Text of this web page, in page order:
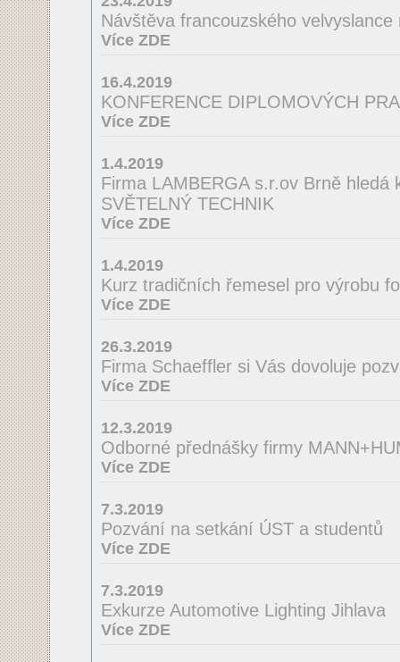
Návštěva francouzského velvyslance
Více ZDE
16.4.2019
KONFERENCE DIPLOMOVÝCH
Více ZDE
1.4.2019
Firma LAMBERGA s.r.ov Brně hledá
SVĚTELNÝ TECHNIK
Více ZDE
1.4.2019
Kurz tradičních řemesel pro výrobu
Více ZDE
26.3.2019
Firma Schaeffler si Vás dovoluje
Více ZDE
12.3.2019
Odborné přednášky firmy
Více ZDE
7.3.2019
Pozvání na setkání ÚST a studentů
Více ZDE
7.3.2019
Exkurze Automotive Lighting Jihlava
Více ZDE